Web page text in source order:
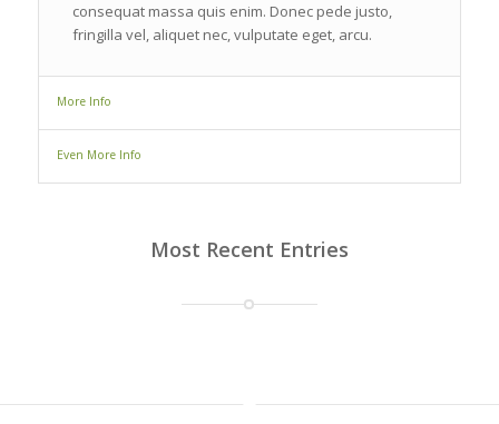
consequat massa quis enim. Donec pede justo,
fringilla vel, aliquet nec, vulputate eget, arcu.
More Info
Even More Info
Most Recent Entries